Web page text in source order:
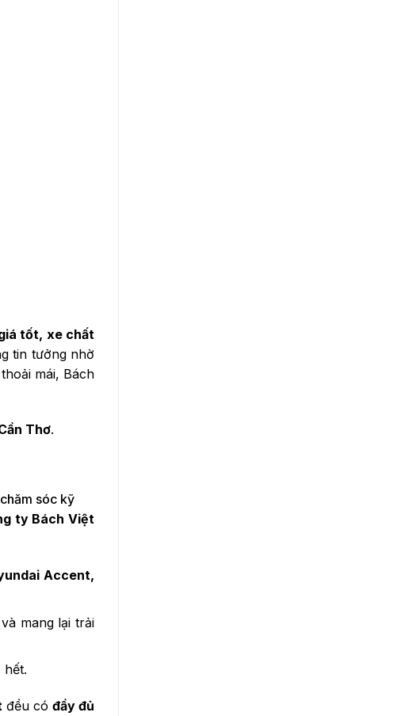
tốt, xe chất
tin tưởng nhờ
mái, Bách
Thơ.
sóc kỹ
ty Bách Việt
Accent,
mang lại trải
hết.
đều có đầy đủ